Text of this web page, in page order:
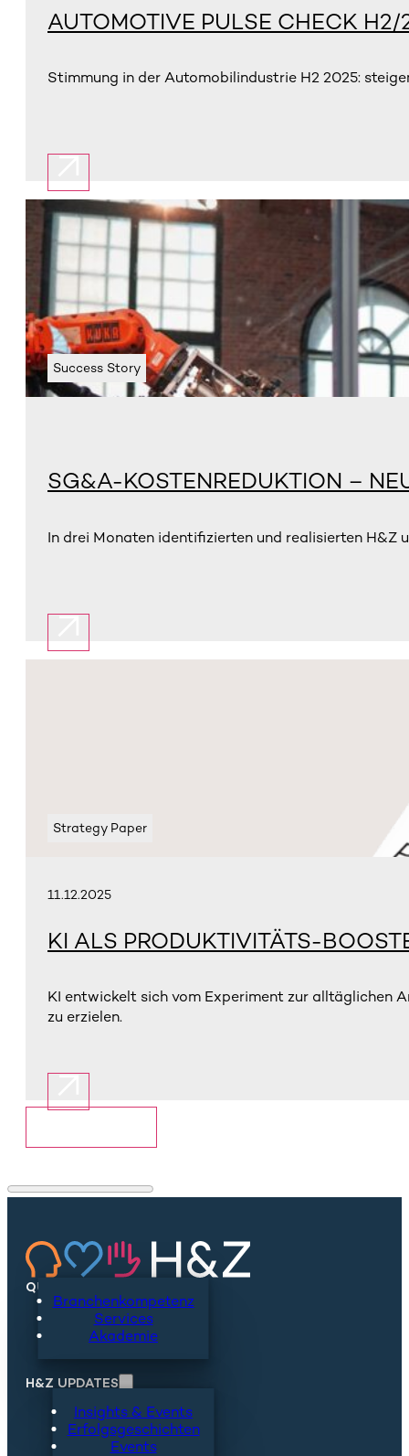
AUTOMOTIVE PULSE CHECK H2/
Stimmung in der Automobilindustrie H2 2025:
Success Story
SG&A-KOSTENREDUKTION –
In drei Monaten identifizierten und realisierten
Strategy Paper
11.12.2025
KI ALS PRODUKTIVITÄTS-
KI entwickelt sich vom Experiment zur alltäglichen
zu erzielen.
QUICKLINKS
Branchenkompetenz
Services
Akademie
H&Z UPDATES
Insights & Events
Erfolgsgeschichten
Events